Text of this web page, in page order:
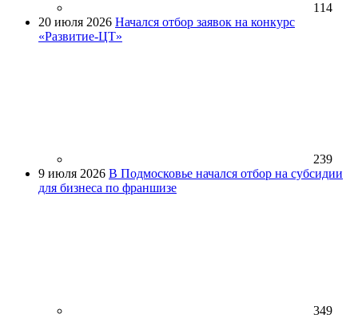
114
20 июля 2026 Начался отбор заявок на конкурс
«Развитие-ЦТ»
239
9 июля 2026 В Подмосковье начался отбор на субсидии
для бизнеса по франшизе
349